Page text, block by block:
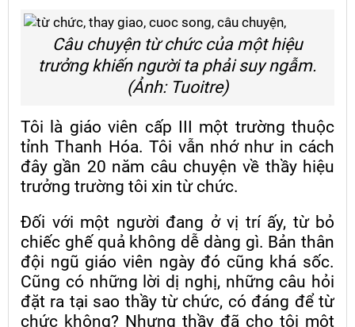
Câu chuyện từ chức của một hiệu
trưởng khiến người ta phải suy ngẫm.
(Ảnh: Tuoitre)
Tôi là giáo viên cấp III một trường thuộc
tỉnh Thanh Hóa. Tôi vẫn nhớ như in cách
đây gần 20 năm câu chuyện về thầy hiệu
trưởng trường tôi xin từ chức.
Đối với một người đang ở vị trí ấy, từ bỏ
chiếc ghế quả không dễ dàng gì. Bản thân
đội ngũ giáo viên ngày đó cũng khá sốc.
Cũng có những lời dị nghị, những câu hỏi
đặt ra tại sao thầy từ chức, có đáng để từ
chức không? Nhưng thầy đã cho tôi một